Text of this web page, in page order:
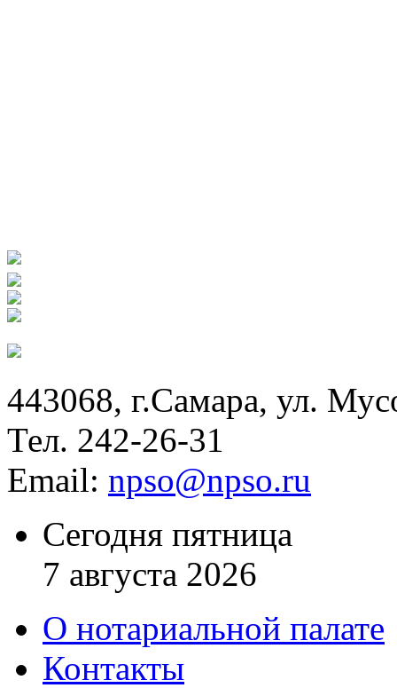
443068, г.Самара, ул.
Тел. 242-26-31
Email: npso@npso.ru
Сегодня пятница
7 августа 2026
О нотариальной палате
Контакты